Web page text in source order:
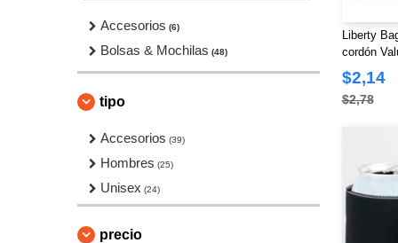
Accesorios (6)
Bolsas & Mochilas (48)
tipo
Accesorios (39)
Hombres (25)
Unisex (24)
precio
Liberty
cordón
$2,14
$2,78